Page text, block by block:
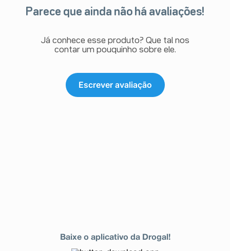
Parece que ainda não há avaliações!
Já conhece esse produto? Que tal nos
contar um pouquinho sobre ele.
Escrever avaliação
Baixe o aplicativo da Drogal!